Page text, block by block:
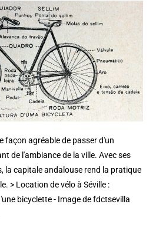
façon agréable de passer d'un
de l'ambiance de la ville. Avec ses
la capitale andalouse rend la pratique
> Location de vélo à Séville :
bicyclette - Image de fdctsevilla